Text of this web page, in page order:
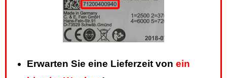
Erwarten Sie eine Lieferzeit von ein